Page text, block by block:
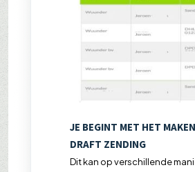
JE BEGINT MET HET
DRAFT ZENDING
Dit kan op verschillende